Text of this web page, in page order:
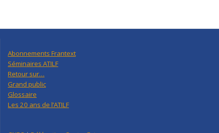
Abonnements Frantext
Séminaires ATILF
Retour sur…
Grand public
Glossaire
Les 20 ans de l’ATILF